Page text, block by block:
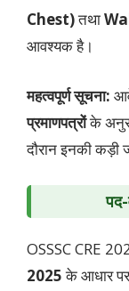
Chest)तथा
आवश्यक है।
महत्वपूर्ण सूचना:
प्रमाणपत्रोंके
दौरान इनकी कड़ी
OSSSC CRE
2025के आधार पर